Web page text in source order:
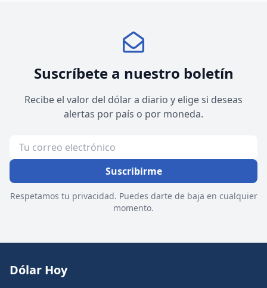
Suscríbete a nuestro boletín
Recibe el valor del dólar a diario y elige si deseas
alertas por país o por moneda.
Suscribirme
Respetamos tu privacidad. Puedes darte de baja en cualquier
momento.
Dólar Hoy